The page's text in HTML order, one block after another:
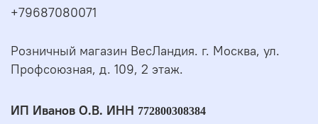
+79687080071
Розничный магазин ВесЛандия. г. Москва, ул.
Профсоюзная, д. 109, 2 этаж.
ИП Иванов О.В. ИНН 772800308384